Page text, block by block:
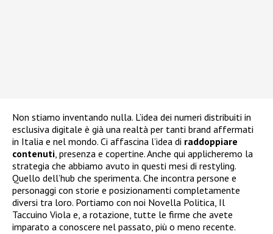
Non stiamo inventando nulla. L’idea dei numeri distribuiti in
esclusiva digitale è già una realtà per tanti brand affermati
in Italia e nel mondo. Ci affascina l’idea di raddoppiare
contenuti, presenza e copertine. Anche qui applicheremo la
strategia che abbiamo avuto in questi mesi di restyling.
Quello dell’hub che sperimenta. Che incontra persone e
personaggi con storie e posizionamenti completamente
diversi tra loro. Portiamo con noi Novella Politica, Il
Taccuino Viola e, a rotazione, tutte le firme che avete
imparato a conoscere nel passato, più o meno recente.